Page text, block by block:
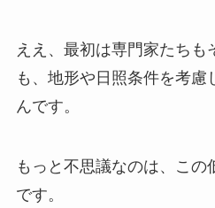
ええ、最初は専門家たちも
も、地形や日照条件を考慮
んです。
もっと不思議なのは、この
です。